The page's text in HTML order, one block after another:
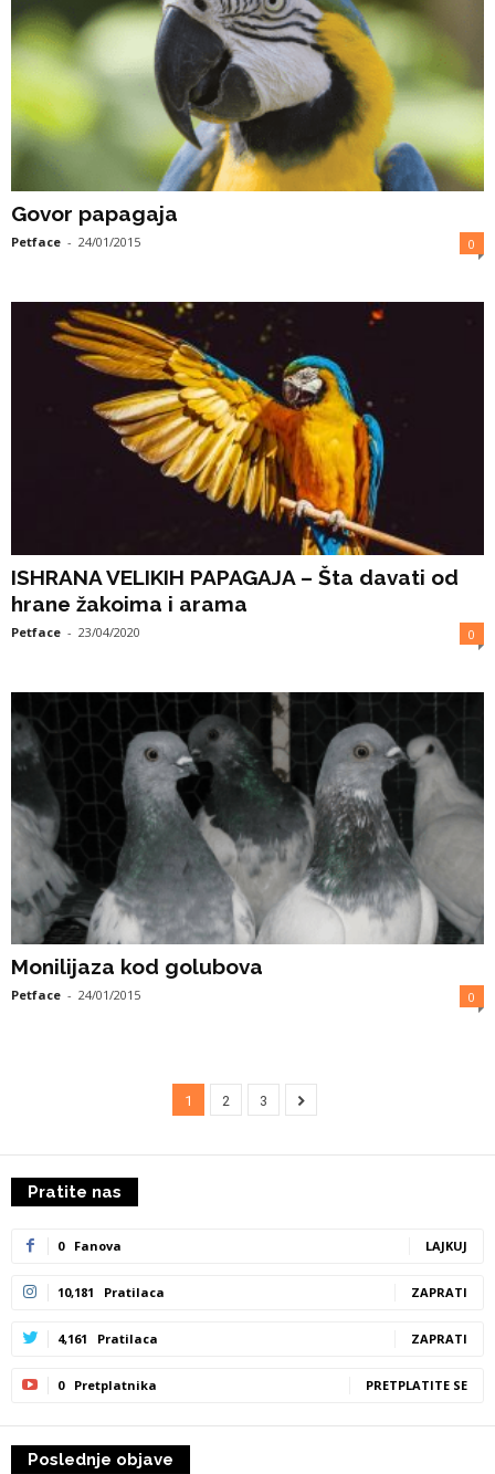
Govor papagaja
Petface - 24/01/2015 0
ISHRANA VELIKIH PAPAGAJA – Šta davati od
hrane žakoima i arama
Petface - 23/04/2020 0
Monilijaza kod golubova
Petface - 24/01/2015 0
1 2 3
Pratite nas
0 Fanova LAJKUJ
10,181 Pratilaca ZAPRATI
4,161 Pratilaca ZAPRATI
0 Pretplatnika PRETPLATITE SE
Poslednje objave